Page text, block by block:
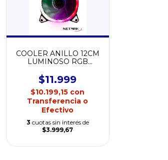
COOLER ANILLO 12CM
LUMINOSO RGB
$11.999
$10.199,15 con
Transferencia o
Efectivo
3 cuotas sin interés de
$3.999,67